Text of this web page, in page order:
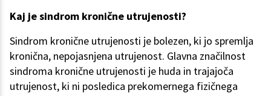
Kaj je sindrom kronične utrujenosti?
Sindrom kronične utrujenosti je bolezen, ki jo spremlja
kronična, nepojasnjena utrujenost. Glavna značilnost
sindroma kronične utrujenosti je huda in trajajoča
utrujenost, ki ni posledica prekomernega fizičnega